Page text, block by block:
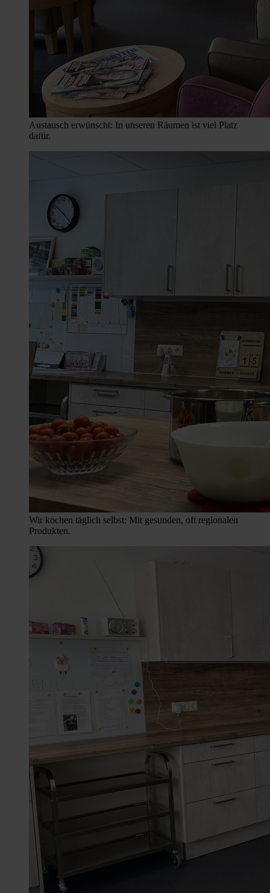
Austausch erwünscht: In unseren Räumen ist viel Platz
dafür.
Wir kochen täglich selbst: Mit gesunden, oft regionalen
Produkten.